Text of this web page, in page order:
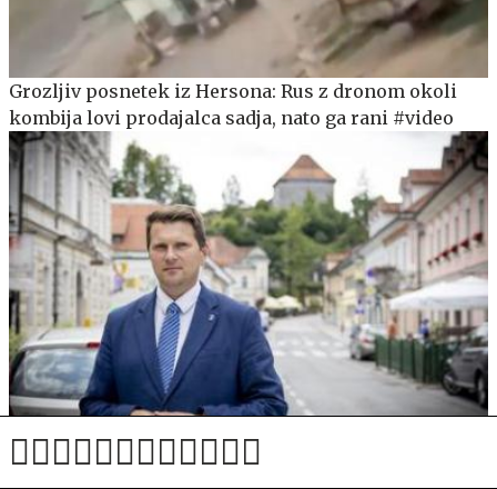
Grozljiv posnetek iz Hersona: Rus z dronom okoli
kombija lovi prodajalca sadja, nato ga rani #video
Dvojna sreča: v družini kamniškega župana
pozdravili dvojčici